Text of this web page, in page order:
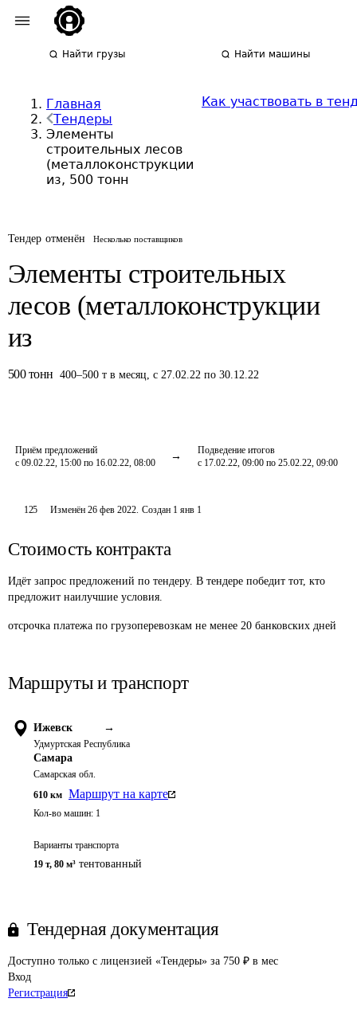
Найти грузы Найти машины
Главная
Тендеры
Элементы
строительных лесов
(металлоконструкции
из, 500 тонн
Как участвовать в
Тендер отменён Несколько поставщиков
Элементы строительных
лесов (металлоконструкции
из
500 тонн 400–500 т в месяц, с 27.02.22 по 30.12.22
Приём предложений
с 09.02.22, 15:00 по 16.02.22, 08:00
Подведение итогов
с 17.02.22, 09:00 по 25.02.22, 09:00
125 Изменён26 фев 2022. Создан 1 янв 1
Стоимость контракта
Идёт запрос предложений по тендеру. В тендере победит тот, кто
предложит наилучшие условия.
отсрочка платежа по грузоперевозкам не менее 20 банковских дней
Маршруты и транспорт
Ижевск →
Удмуртская Республика
Самара
Самарская обл.
610 км Маршрут на карте
Кол-во машин: 1
Варианты транспорта
19 т, 80 м³ тентованный
Тендерная документация
Доступно только с лицензией «Тендеры» за 750 ₽ в мес
Вход
Регистрация